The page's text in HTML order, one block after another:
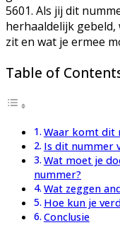
5601. Als jij dit
herhaaldelijk
zit en wat je ermee
Table of
Waar komt dit
Is dit nummer
Wat moet je
nummer?
Wat zeggen
Hoe kun je
Conclusie